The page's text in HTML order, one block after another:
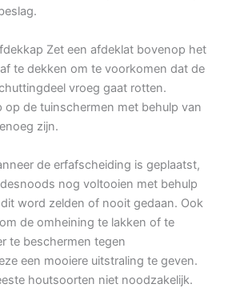
Zet een afdeklat bovenop het
te dekken om te voorkomen dat de
vroeg gaat rotten.
op de tuinschermen met behulp van
zijn.
de erfafscheiding is geplaatst,
nog voltooien met behulp
word zelden of nooit gedaan. Ook
de omheining te lakken of te
te beschermen tegen
een mooiere uitstraling te geven.
houtsoorten niet noodzakelijk.